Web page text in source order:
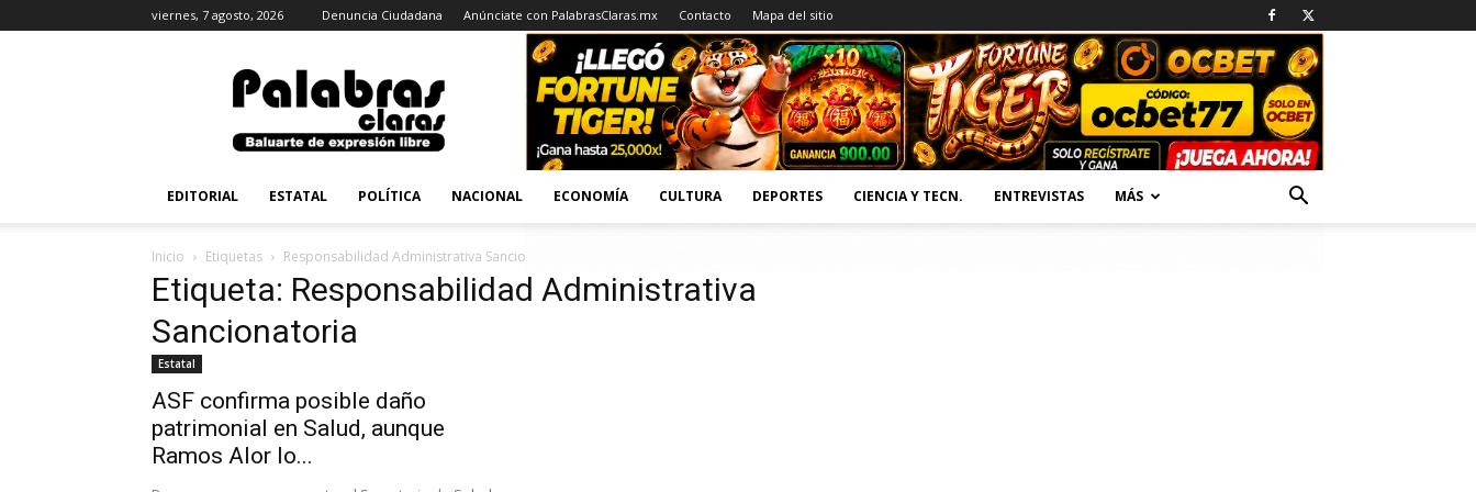
viernes, 7 agosto, 2026 Denuncia Ciudadana Anúnciate con PalabrasClaras.mx Contacto Mapa del sitio
PalabrasClaras.mx
EDITORIAL ESTATAL POLÍTICA NACIONAL ECONOMÍA CULTURA DEPORTES CIENCIA Y TECN. ENTREVISTAS MÁS
Inicio Etiquetas Responsabilidad Administrativa Sancionatoria
Etiqueta: Responsabilidad Administrativa
Sancionatoria
Estatal
ASF confirma posible daño
patrimonial en Salud, aunque
Ramos Alor lo...